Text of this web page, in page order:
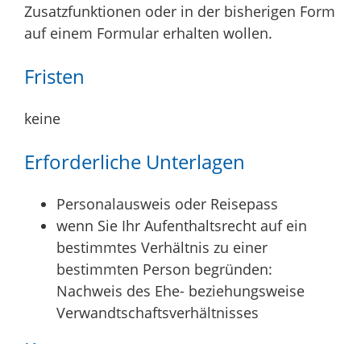
Zusatzfunktionen oder in der bisherigen Form
auf einem Formular erhalten wollen.
Fristen
keine
Erforderliche Unterlagen
Personalausweis oder Reisepass
wenn Sie Ihr Aufenthaltsrecht auf ein
bestimmtes Verhältnis zu einer
bestimmten Person begründen:
Nachweis des Ehe- beziehungsweise
Verwandtschaftsverhältnisses